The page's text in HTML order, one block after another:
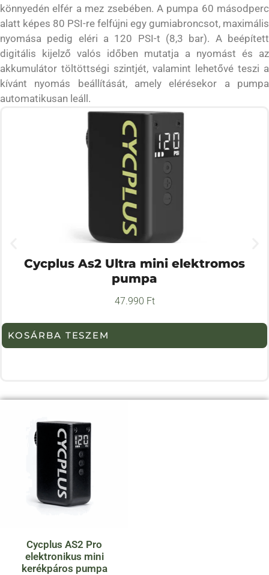
könnyedén elfér a mez zsebében. A pumpa 60 másodperc
alatt képes 80 PSI-re felfújni egy gumiabroncsot, maximális
nyomása pedig eléri a 120 PSI-t (8,3 bar). A beépített
digitális kijelző valós időben mutatja a nyomást és az
akkumulátor töltöttségi szintjét, valamint lehetővé teszi a
kívánt nyomás beállítását, amely elérésekor a pumpa
automatikusan leáll.
Cycplus As2 Ultra mini elektromos
pumpa
47.990 Ft
KOSÁRBA TESZEM
Cycplus AS2 Pro
elektronikus mini
kerékpáros pumpa